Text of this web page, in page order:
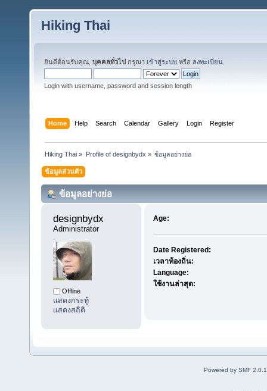
Hiking Thai
ยินดีต้อนรับคุณ, บุคคลทั่วไป กรุณา เข้าสู่ระบบ หรือ ลงทะเบียน
Login with username, password and session length
Home Help Search Calendar Gallery Login Register
Hiking Thai » Profile of designbydx » ข้อมูลอย่างย่อ
ข้อมูลส่วนตัว
ข้อมูลอย่างย่อ
designbydx
Administrator
Offline
แสดงกระทู้
แสดงสถิติ
Age:
Date Registered:
เวลาท้องถิ่น:
Language:
ใช้งานล่าสุด:
Powered by SMF